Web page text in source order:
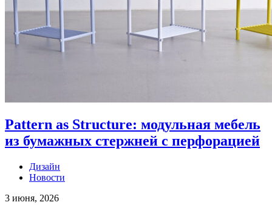
Pattern as Structure: модульная мебель
из бумажных стержней с перфорацией
Дизайн
Новости
3 июня, 2026